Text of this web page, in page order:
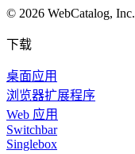
© 2026 WebCatalog, Inc.
下载
桌面应用
浏览器扩展程序
Web 应用
Switchbar
Singlebox